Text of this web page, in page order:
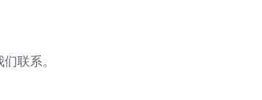
联系。